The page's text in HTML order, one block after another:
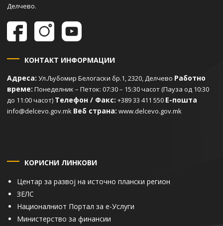
Делчево.
КОНТАКТ ИНФОРМАЦИИ
Адреса: Ул.Љубомир Белогаски бр.1, 2320, Делчево Работно
време: Понеделник – Петок: 07:30 – 15:30 часот (Пауза од 10:30
до 11:00 часот) Телефон / Факс: +389 33 411 550 Е-пошта
info@delcevo.gov.mk Веб страна: www.delcevo.gov.mk
КОРИСНИ ЛИНКОВИ
Центар за развој на источно плански регион
ЗЕЛС
Националниот Портал за е-Услуги
Министерство за финансии